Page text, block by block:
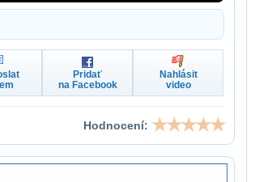
Pridať
na Facebook
Nahlásit
video
Hodnocení: